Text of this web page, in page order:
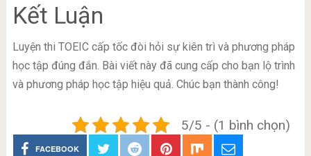
Kết Luận
Luyện thi TOEIC cấp tốc đòi hỏi sự kiên trì và phương pháp
học tập đúng đắn. Bài viết này đã cung cấp cho bạn lộ trình
và phương pháp học tập hiệu quả. Chúc bạn thành công!
5/5 - (1 bình chọn)
FACEBOOK